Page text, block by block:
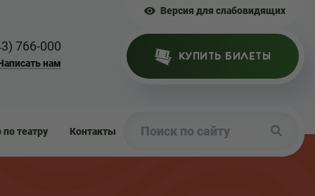
Версия для слабовидящих
766-000
нам
КУПИТЬ БИЛЕТЫ
по театру Контакты